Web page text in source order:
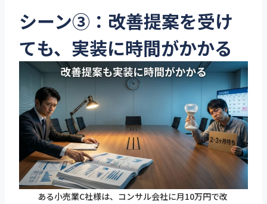
シーン③：改善提案を受け
ても、実装に時間がかかる
ある小売業C社様は、コンサル会社に月10万円で改